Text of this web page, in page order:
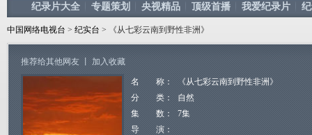
纪录片大全 专题策划 央视精品 顶级首播 我爱纪录片
中国网络电视台 > 纪实台 > 《从七彩云南到野性非洲》
推荐给其他网友 加入收藏
名 称：
《从七彩云南到野性非洲》
分 类：
自然
集 数：
7集
导 演：